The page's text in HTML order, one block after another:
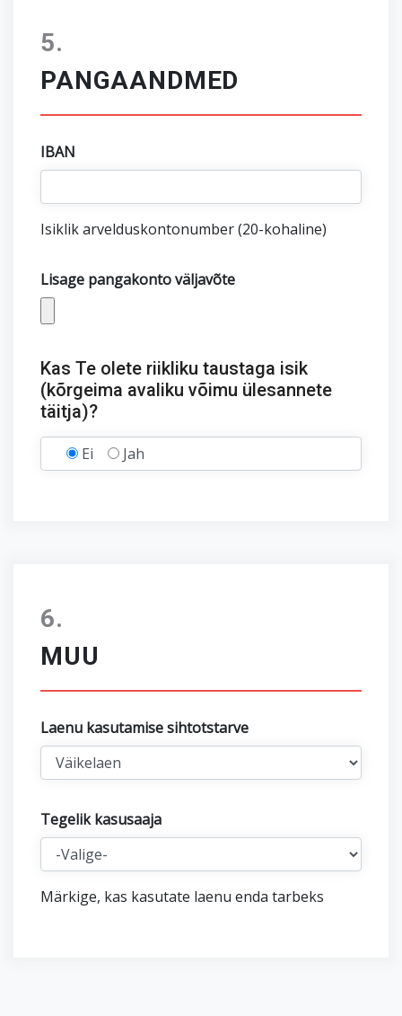
PANGAANDMED
IBAN
Isiklik arvelduskontonumber (20-kohaline)
Lisage pangakonto väljavõte
Kas Te olete riikliku taustaga isik
(kõrgeima avaliku võimu ülesannete
täitja)?
Ei Jah
MUU
Laenu kasutamise sihtotstarve
Tegelik kasusaaja
Märkige, kas kasutate laenu enda tarbeks